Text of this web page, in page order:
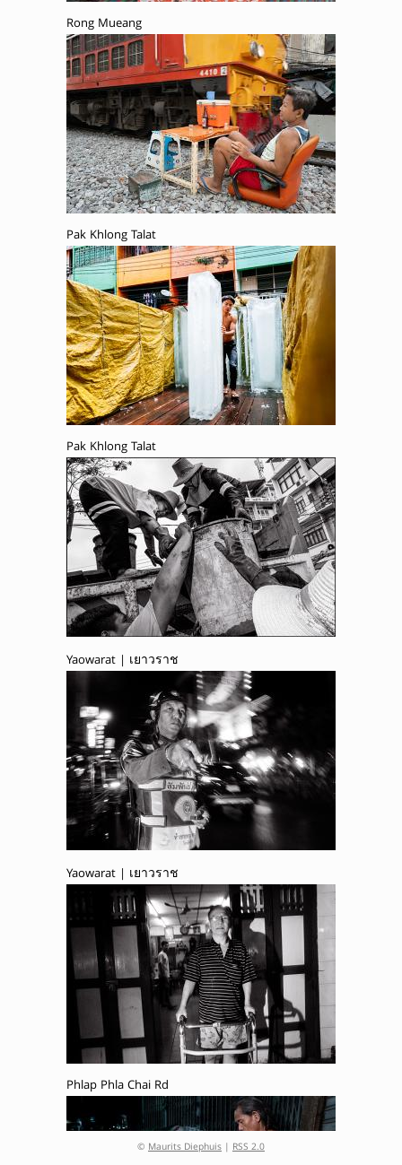
Rong Mueang
Pak Khlong Talat
Pak Khlong Talat
Yaowarat | เยาวราช
Yaowarat | เยาวราช
Phlap Phla Chai Rd
© Maurits Diephuis | RSS 2.0